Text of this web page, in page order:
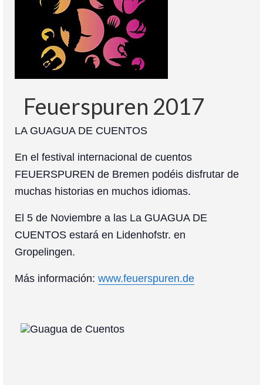
Colaboración
Sobre mi
Contacto
Feuerspuren 2017
LA GUAGUA DE CUENTOS
En el festival internacional de cuentos
FEUERSPUREN de Bremen podéis disfrutar de
muchas historias en muchos idiomas.
El 5 de Noviembre a las La GUAGUA DE
CUENTOS estará en Lidenhofstr. en
Gropelingen.
Más información: www.feuerspuren.de